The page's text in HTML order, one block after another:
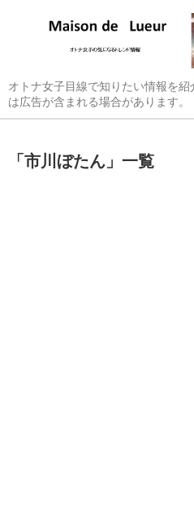
オトナ女子目線で知りたい情報を
は広告が含まれる場合があります。
「 市川ぼたん 」 一覧